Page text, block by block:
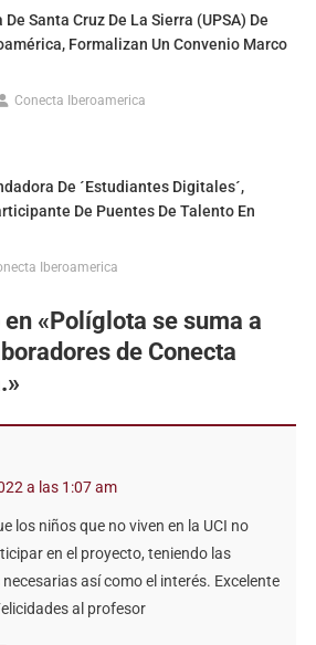
Santa Cruz De La Sierra (UPSA) De
Formalizan Un Convenio Marco
Conecta Iberoamerica
De ´Estudiantes Digitales´,
De Puentes De Talento En
Iberoamerica
«Políglota se suma a
de Conecta
»
a las 1:07 am
los niños que no viven en la UCI no
en el proyecto, teniendo las
así como el interés. Excelente
al profesor